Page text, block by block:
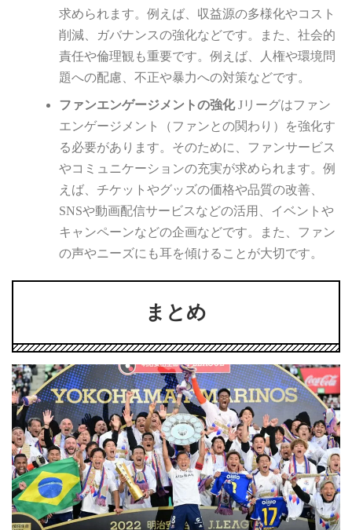
求められます。例えば、収益源の多様化やコスト
削減、ガバナンスの強化などです。また、社会的
責任や倫理観も重要です。例えば、人権や環境問
題への配慮、不正や暴力への対策などです。
ファンエンゲージメントの強化Jリーグはファン
エンゲージメント（ファンとの関わり）を強化す
る必要があります。そのために、ファンサービス
やコミュニケーションの充実が求められます。例
えば、チケットやグッズの価格や品質の改善、
SNSや動画配信サービスなどの活用、イベントや
キャンペーンなどの企画などです。また、ファン
の声やニーズにも耳を傾けることが大切です。
まとめ